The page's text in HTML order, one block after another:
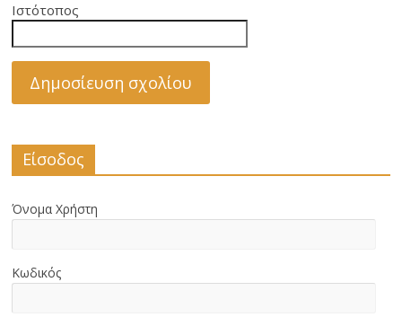
Ιστότοπος
Είσοδος
Όνομα Χρήστη
Κωδικός